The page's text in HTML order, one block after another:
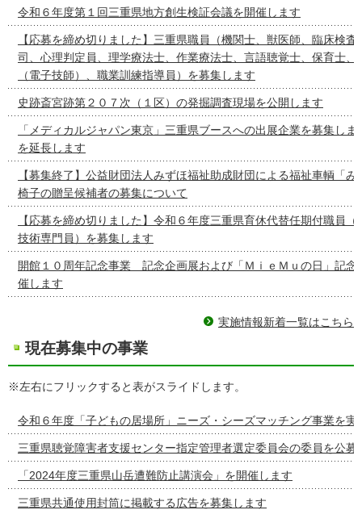
令和６年度第１回三重県地方創生検証会議を開催します
【応募を締め切りました】三重県職員（機関士、獣医師、臨床検
司、心理判定員、理学療法士、作業療法士、言語聴覚士、保育士、
（電子技師）、職業訓練指導員）を募集します
史跡斎宮跡第２０７次（１区）の発掘調査現場を公開します
「メディカルジャパン東京」三重県ブースへの出展企業を募集し
を延長します
【募集終了】公益財団法人みずほ福祉助成財団による福祉車輌「
椅子の贈呈候補者の募集について
【応募を締め切りました】令和６年度三重県育休代替任期付職員
技術専門員）を募集します
開館１０周年記念事業 記念企画展および「ＭｉｅＭｕの日」記念
催します
実施情報新着一覧はこちら
現在募集中の事業
※左右にフリックすると表がスライドします。
令和６年度「子どもの居場所」ニーズ・シーズマッチング事業を実
三重県聴覚障害者支援センター指定管理者選定委員会の委員を公募
「2024年度三重県山岳遭難防止講演会」を開催します
三重県共通使用封筒に掲載する広告を募集します